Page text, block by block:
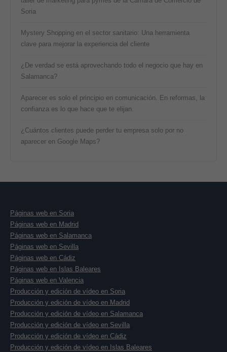
Soria
Mystery Shopping en el sector sanitario: Una herramienta
clave para mejorar la experiencia del cliente
¿De verdad se está aprovechando todo el negocio que hay en
Salamanca?
Aparecer es solo el principio en comunicación. En reformas, la
confianza es lo que hace que te elijan.
¿Cuántos clientes puede perder tu empresa solo por no
aparecer en Google Maps?
Páginas web en Soria
Páginas web en Madrid
Páginas web en Salamanca
Páginas web en Sevilla
Páginas web en Cádiz
Páginas web en Islas Baleares
Páginas web en Valencia
Producción y edición de vídeo en Soria
Producción y edición de vídeo en Madrid
Producción y edición de vídeo en Salamanca
Producción y edición de vídeo en Sevilla
Producción y edición de vídeo en Cádiz
Producción y edición de vídeo en Islas Baleares